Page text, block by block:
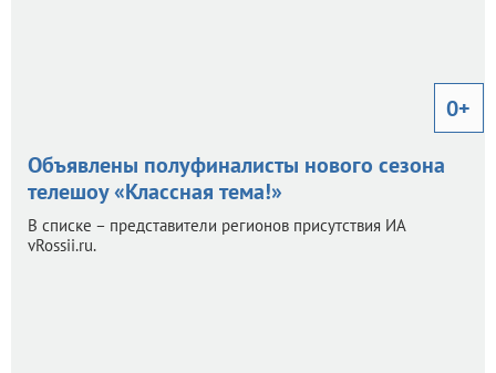
0+
Объявлены полуфиналисты нового сезона
телешоу «Классная тема!»
В списке – представители регионов присутствия ИА
vRossii.ru.